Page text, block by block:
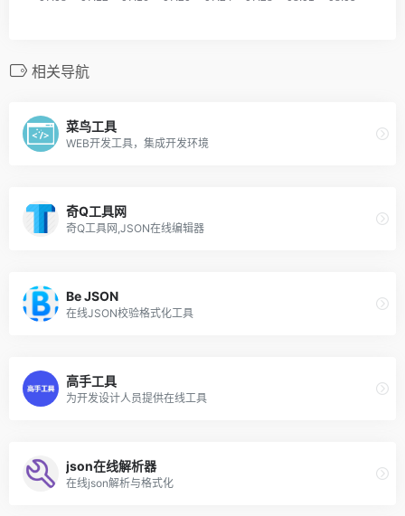
相关导航
菜鸟工具
WEB开发工具，集成开发环境
奇Q工具网
奇Q工具网,JSON在线编辑器
Be JSON
在线JSON校验格式化工具
高手工具
为开发设计人员提供在线工具
json在线解析器
在线json解析与格式化